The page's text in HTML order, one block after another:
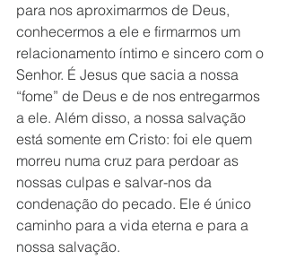
para nos aproximarmos de Deus,
conhecermos a ele e firmarmos um
relacionamento íntimo e sincero com o
Senhor. É Jesus que sacia a nossa
“fome” de Deus e de nos entregarmos
a ele. Além disso, a nossa salvação
está somente em Cristo: foi ele quem
morreu numa cruz para perdoar as
nossas culpas e salvar-nos da
condenação do pecado. Ele é único
caminho para a vida eterna e para a
nossa salvação.